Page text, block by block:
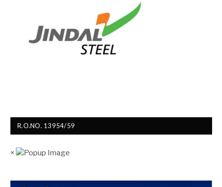
R.O.NO. 13954/59
×